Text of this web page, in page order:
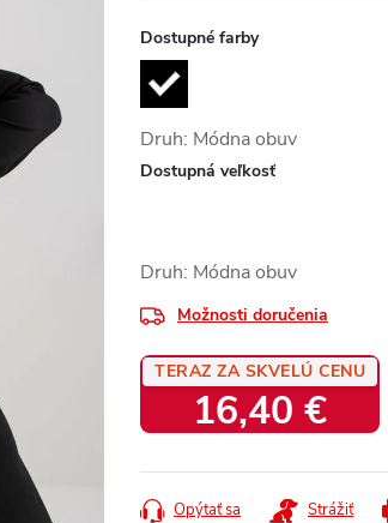
Dostupné farby
Druh: Módna obuv
Dostupná veľkosť
Druh: Módna obuv
Možnosti doručenia
TERAZ ZA SKVELÚ CENU
16,40 €
cena:
Opýtať sa Strážiť